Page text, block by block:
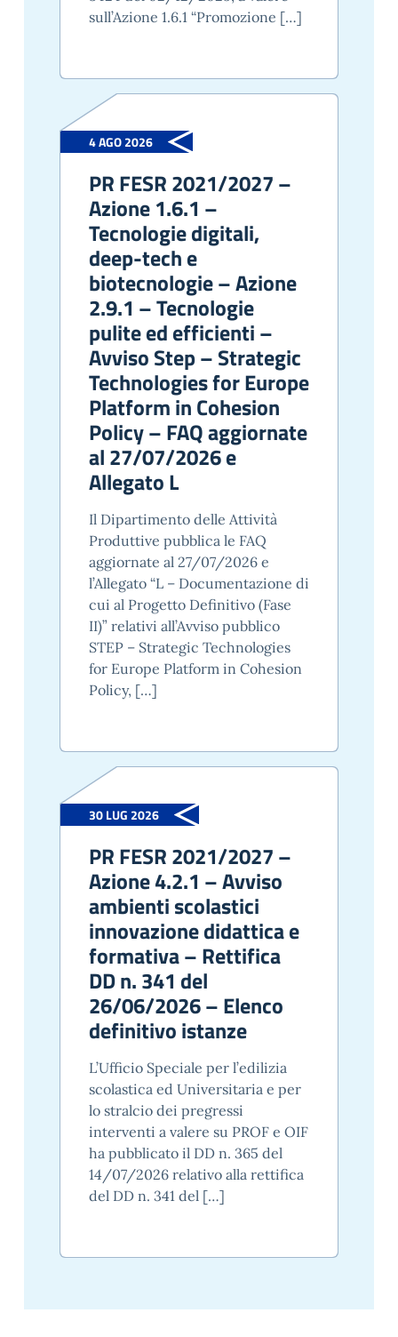
sull’Azione 1.6.1 “Promozione […]
4 AGO 2026
PR FESR 2021/2027 –
Azione 1.6.1 –
Tecnologie digitali,
deep-tech e
biotecnologie – Azione
2.9.1 – Tecnologie
pulite ed efficienti –
Avviso Step – Strategic
Technologies for Europe
Platform in Cohesion
Policy – FAQ aggiornate
al 27/07/2026 e
Allegato L
Il Dipartimento delle Attività
Produttive pubblica le FAQ
aggiornate al 27/07/2026 e
l’Allegato “L – Documentazione di
cui al Progetto Definitivo (Fase
II)” relativi all’Avviso pubblico
STEP – Strategic Technologies
for Europe Platform in Cohesion
Policy, […]
30 LUG 2026
PR FESR 2021/2027 –
Azione 4.2.1 – Avviso
ambienti scolastici
innovazione didattica e
formativa – Rettifica
DD n. 341 del
26/06/2026 – Elenco
definitivo istanze
L’Ufficio Speciale per l’edilizia
scolastica ed Universitaria e per
lo stralcio dei pregressi
interventi a valere su PROF e OIF
ha pubblicato il DD n. 365 del
14/07/2026 relativo alla rettifica
del DD n. 341 del […]